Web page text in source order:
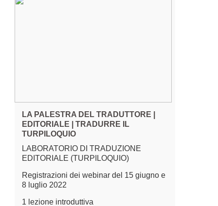
LA PALESTRA DEL TRADUTTORE |
EDITORIALE | TRADURRE IL
TURPILOQUIO
LABORATORIO DI TRADUZIONE
EDITORIALE (TURPILOQUIO)
Registrazioni dei webinar del 15 giugno e
8 luglio 2022
1 lezione introduttiva